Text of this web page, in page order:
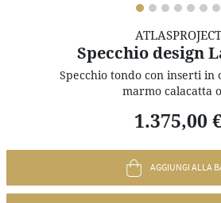
ATLASPROJECT
Specchio design
Specchio tondo con inserti in
marmo calacatta
1.375,00
AGGIUNGI ALLA